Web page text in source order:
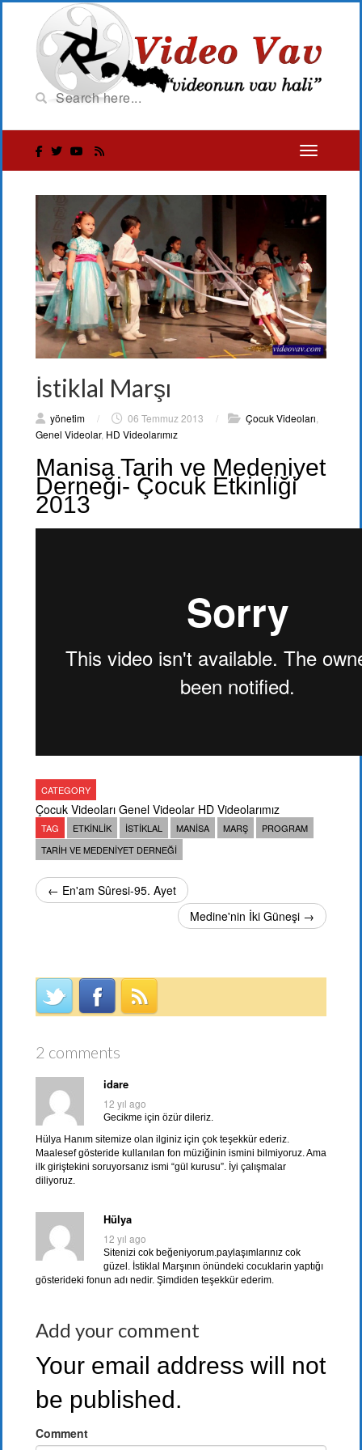
İstiklal Marşı
yönetim / 06 Temmuz 2013 / Çocuk Videoları,
Genel Videolar, HD Videolarımız
Manisa Tarih ve Medeniyet
Derneği- Çocuk Etkinliği
2013
CATEGORY
Çocuk Videoları Genel Videolar HD Videolarımız
TAG ETKINLIK ISTIKLAL MANISA MARŞ
PROGRAM
TARIH VE MEDENIYET DERNEĞI
← En'am Sûresi-95. Ayet
Medine'nin İki Güneşi →
2 comments
idare
12 yıl ago
Gecikme için özür dileriz.
Hülya Hanım sitemize olan ilginiz için çok teşekkür ederiz.
Maalesef gösteride kullanılan fon müziğinin ismini bilmiyoruz. Ama
ilk giriştekini soruyorsanız ismi “gül kurusu”. İyi çalışmalar
diliyoruz.
Hülya
12 yıl ago
Sitenizi cok beğeniyorum.paylaşımlarınız cok
güzel. İstiklal Marşının önündeki cocuklarin yaptığı
gösterideki fonun adı nedir. Şimdiden teşekkür ederim.
Add your comment
Your email address will not
be published.
Comment